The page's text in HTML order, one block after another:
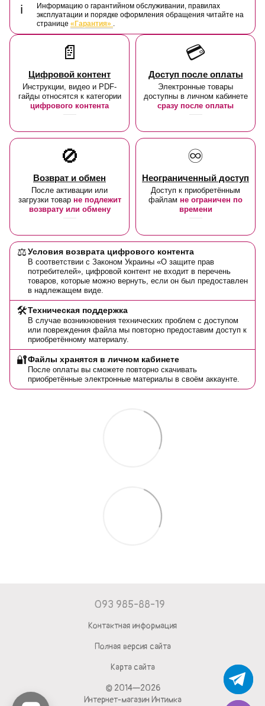
ℹ️
Информацию о гарантийном обслуживании, правилах
эксплуатации и порядке оформления обращения читайте на
странице «Гарантия»
📄
Цифровой контент
Инструкции, видео и PDF-
гайды относятся к категории
цифрового контента
💳
Доступ после оплаты
Электронные товары
доступны в личном кабинете
сразу после оплаты
🚫
Возврат и обмен
После активации или
загрузки товар не подлежит
возврату или обмену
♾️
Неограниченный доступ
Доступ к приобретённым
файлам не ограничен по
времени
⚖️Условия возврата цифрового контента
В соответствии с Законом Украины «О защите прав
потребителей», цифровой контент не входит в перечень
товаров, которые можно вернуть, если он был предоставлен
в надлежащем виде.
🛠️Техническая поддержка
В случае возникновения технических проблем с доступом
или повреждения файла мы повторно предоставим доступ к
приобретённому материалу.
🔐Файлы хранятся в личном кабинете
После оплаты вы сможете повторно скачивать
приобретённые электронные материалы в своём аккаунте.
093 985-88-19
Контактная информация
Полная версия сайта
Карта сайта
© 2014—2026
Интернет-магазин Интимка